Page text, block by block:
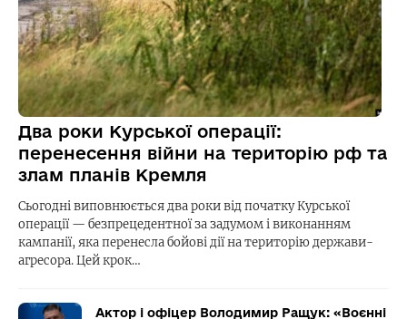
Два роки Курської операції:
перенесення війни на територію рф та
злам планів Кремля
Сьогодні виповнюється два роки від початку Курської
операції — безпрецедентної за задумом і виконанням
кампанії, яка перенесла бойові дії на територію держави-
агресора. Цей крок…
Актор і офіцер Володимир Ращук: «Воєнні